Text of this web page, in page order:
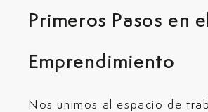
Primeros Pasos en el
Emprendimiento
Nos unimos al espacio de